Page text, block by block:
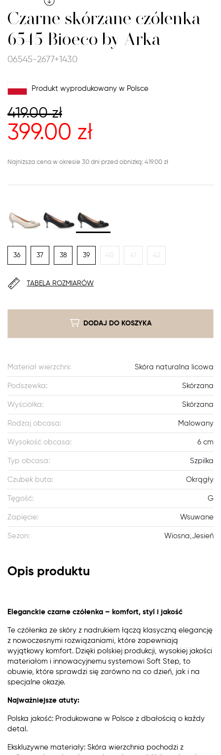
Czarne skórzane czółenka
6545 Bioeco by Arka
06545-2677+1430
Produkt wyprodukowany w Polsce
419.00zł
399.00 zł
Najniższa cena w okresie 30 dni przed obniżką: 419.00 zł
36 37 38 39 40 41 42
TABELA ROZMIARÓW
DODAJ DO KOSZYKA
Materiał wierzchni: Skóra naturalna licowa
Podszewka: Skórzana
Wyściółka: Skórzana
Rodzaj obcasa: Malowany
Wysokość obcasa: 6 cm
Typ obcasa: Szpilka
Czubek buta: Okrągły
Tęgość: G
Zapięcie: Wsuwane
Sezon: Wiosna,Jesień
Opis produktu
Eleganckie czarne czółenka – komfort, styl i jakość
Te czółenka ze skóry z nadrukiem łączą klasyczną elegancję
z nowoczesnymi rozwiązaniami, które zapewniają
wyjątkowy komfort. Dzięki polskiej produkcji, wysokiej jakości
materiałom i innowacyjnemu systemowi Soft Step, to
obuwie, które sprawdzi się zarówno na co dzień, jak i na
specjalne okazje.
Najważniejsze atuty:
Polska jakość: Produkowane w Polsce z dbałością o każdy
detal.
Ekskluzywne materiały: Skóra wierzchnia pochodzi z